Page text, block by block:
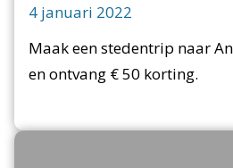
4 januari 2022
Maak een stedentrip naar
en ontvang € 50 korting.